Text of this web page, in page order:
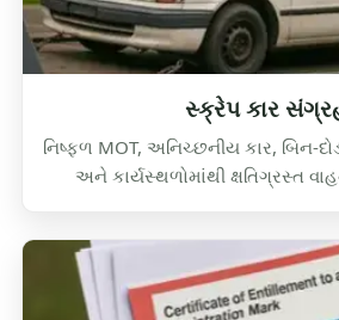
સ્ક્રેપ કાર
નિષ્ફળ MOT, અનિચ્છનીય કાર, બિન-
અને કાર્યસ્થળોમાંથી ક્ષતિગ્રસ્ત